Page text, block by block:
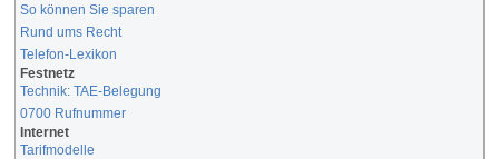
So können Sie sparen
Rund ums Recht
Telefon-Lexikon
Festnetz
Technik: TAE-Belegung
0700 Rufnummer
Internet
Tarifmodelle